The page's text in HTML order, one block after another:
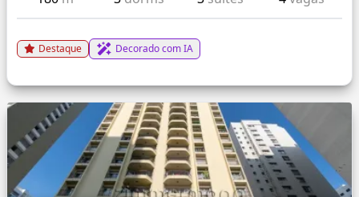
Destaque Decorado com IA